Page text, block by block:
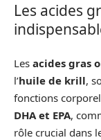
Les acides
Les acides gras
l’huile de krill,
fonctions
DHA et EPA,
rôle crucial dans